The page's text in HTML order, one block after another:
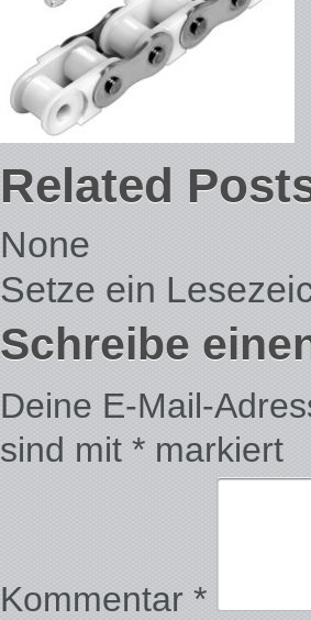
Related
None
Setze ein
Schreibe
Deine E-Mail-
sind mit * markiert
Kommentar *